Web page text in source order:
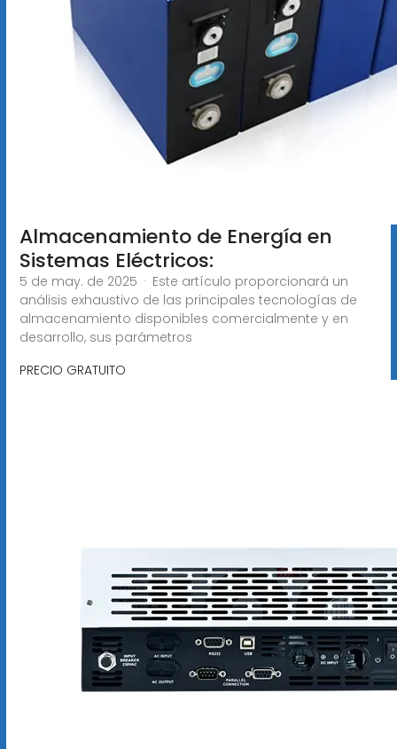
Almacenamiento de Energía en
Sistemas Eléctricos:
5 de may. de 2025 · Este artículo proporcionará un
análisis exhaustivo de las principales tecnologías de
almacenamiento disponibles comercialmente y en
desarrollo, sus parámetros
PRECIO GRATUITO